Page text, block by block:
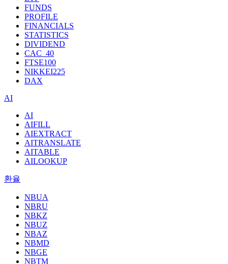
FUNDS
PROFILE
FINANCIALS
STATISTICS
DIVIDEND
CAC_40
FTSE100
NIKKEI225
DAX
AI
AI
AIFILL
AIEXTRACT
AITRANSLATE
AITABLE
AILOOKUP
환율
NBUA
NBRU
NBKZ
NBUZ
NBAZ
NBMD
NBGE
NBTM